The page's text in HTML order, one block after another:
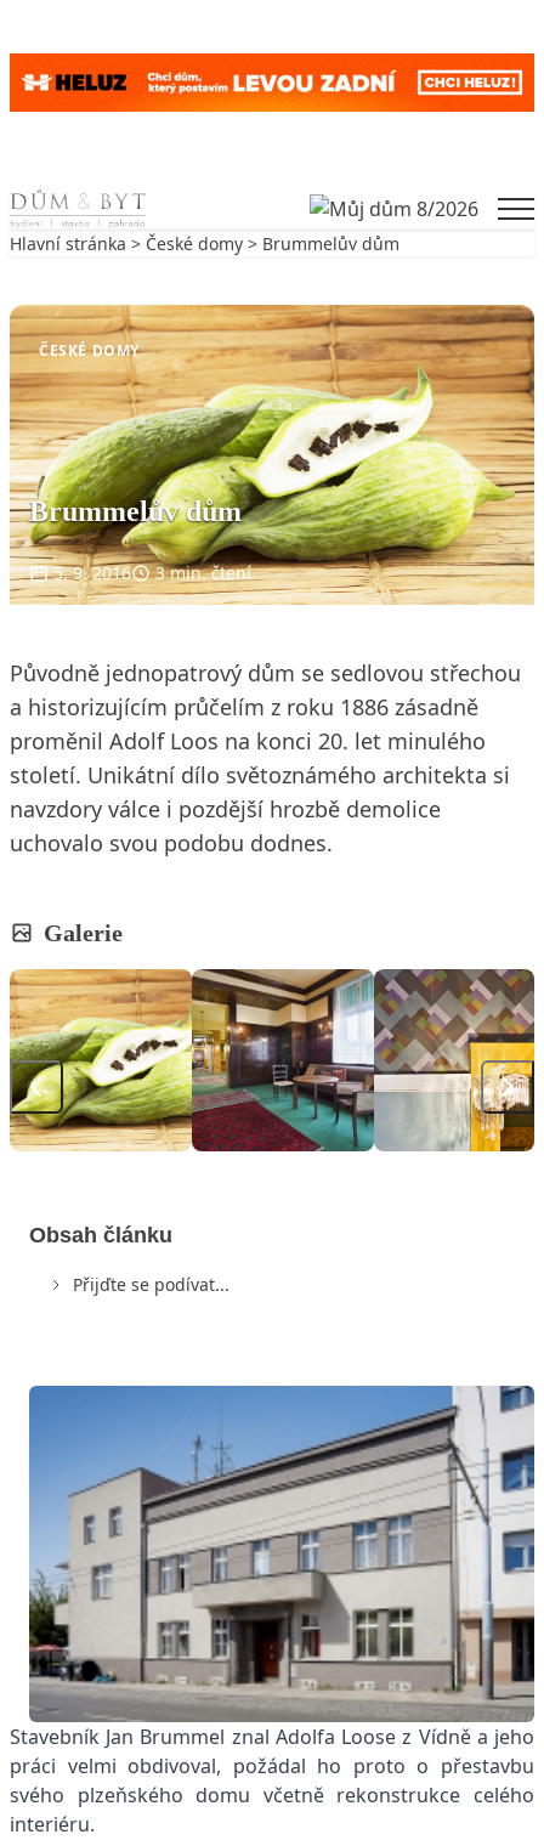
Skip to content
Hlavní stránka > České domy > Brummelův dům
ČESKÉ DOMY
Brummelův dům
5. 9. 2016 3 min. čtení
Původně jednopatrový dům se sedlovou střechou
a historizujícím průčelím z roku 1886 zásadně
proměnil Adolf Loos na konci 20. let minulého
století. Unikátní dílo světoznámého architekta si
navzdory válce i pozdější hrozbě demolice
uchovalo svou podobu dodnes.
Galerie
Obsah článku
Přijďte se podívat...
Stavebník Jan Brummel znal Adolfa Loose z Vídně a jeho
práci velmi obdivoval, požádal ho proto o přestavbu
svého plzeňského domu včetně rekonstrukce celého
interiéru.